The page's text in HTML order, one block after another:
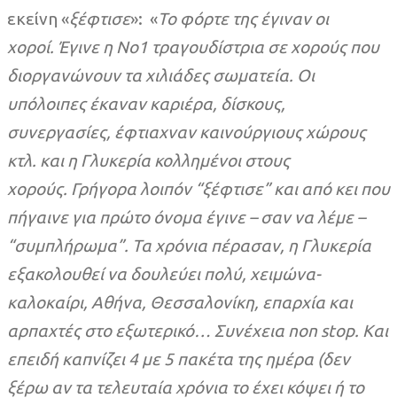
εκείνη «ξέφτισε»: «Το φόρτε της έγιναν οι
χοροί. Έγινε η Νο1 τραγουδίστρια σε χορούς που
διοργανώνουν τα χιλιάδες σωματεία. Οι
υπόλοιπες έκαναν καριέρα, δίσκους,
συνεργασίες, έφτιαχναν καινούργιους χώρους
κτλ. και η Γλυκερία κολλημένοι στους
χορούς. Γρήγορα λοιπόν “ξέφτισε” και από κει που
πήγαινε για πρώτο όνομα έγινε – σαν να λέμε –
“συμπλήρωμα”. Τα χρόνια πέρασαν, η Γλυκερία
εξακολουθεί να δουλεύει πολύ, χειμώνα-
καλοκαίρι, Αθήνα, Θεσσαλονίκη, επαρχία και
αρπαχτές στο εξωτερικό… Συνέχεια non stop. Και
επειδή καπνίζει 4 με 5 πακέτα της ημέρα (δεν
ξέρω αν τα τελευταία χρόνια το έχει κόψει ή το